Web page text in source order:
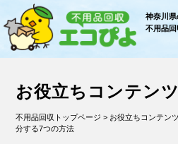
神奈川
不用品
お役立ちコンテンツ
不用品回収トップページ > お役立ちコンテンツ
分する7つの方法